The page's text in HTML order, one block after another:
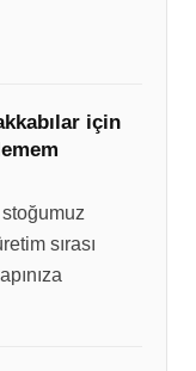
için
sırası